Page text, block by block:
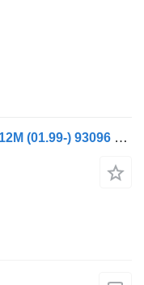
Sušilnik zraka VOLVO,HALDEX B12M (01.99-) 93096 92048 za avtobus Volvo B6, B7, B9, B10, B12 bus (1978-2011)